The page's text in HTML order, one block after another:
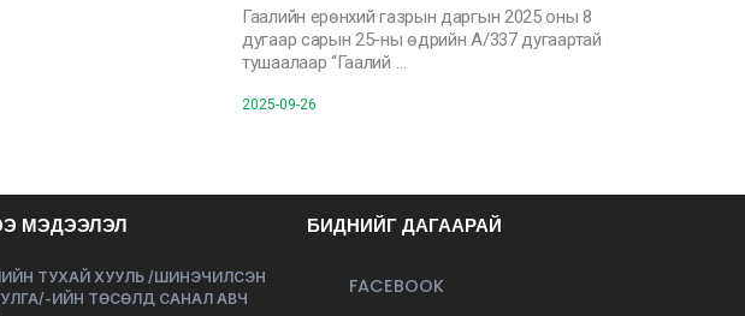
Гаалийн ерөнхий газрын даргын 2025 оны 8
дугаар сарын 25-ны өдрийн А/337 дугаартай
тушаалаар “Гаалий …
2025-09-26
МЭДЭЭЛЭЛ
ТУХАЙ ХУУЛЬ /ШИНЭЧИЛСЭН
ИЙН ТӨСӨЛД САНАЛ АВЧ
БИДНИЙГ ДАГААРАЙ
FACEBOOK